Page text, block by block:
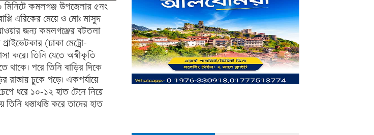
কমলগঞ্জ উপজেলার ৫নং
এরিকের মেয়ে ও মোঃ মাসুদ
জন্য কমলগঞ্জের বটতলা
(ঢাকা মেট্রো-
করে। তিনি যেতে অস্বীকৃতি
থাকে। পরে তিনি বাড়ির দিকে
ঢুকে পড়ে। একপর্যায়ে
ধরে ১০-১২ হাত টেনে নিয়ে
ধস্তাধস্তি করে তাদের হাত